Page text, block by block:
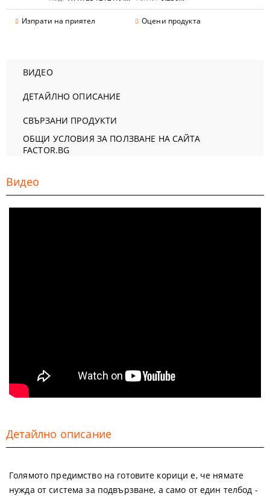
Изпрати на приятел Оцени продукта
ВИДЕО
ДЕТАЙЛНО ОПИСАНИЕ
СВЪРЗАНИ ПРОДУКТИ
ОБЩИ УСЛОВИЯ ЗА ПОЛЗВАНЕ НА САЙТА
FACTOR.BG
Видео
Детайлно описание
Голямото предимство на готовите корици е, че нямате
нужда от система за подвързване, а само от един телбод -